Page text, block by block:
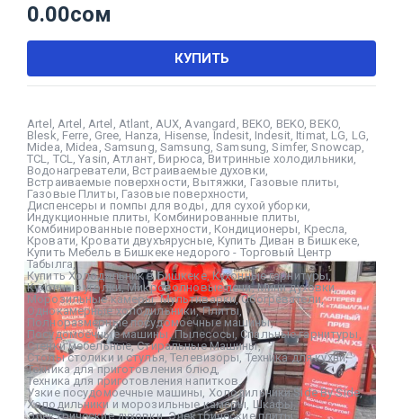
0.00сом
КУПИТЬ
Artel Artel Artel Atlant AUX Avangard BEKO BEKO BEKO,
Blesk Ferre Gree Hanza Hisense Indesit, Indesit, Itimat, LG LG
Midea Midea Samsung ,Samsung ,Samsung ,Simfer,Snowcap
TCL
TCL ,Yasin Атлант ,Бирюса ,Витринные холодильники ,
Водонагреватели Встраиваемые духовки
Встраиваемые поверхности Вытяжки Газовые плиты
Газовые Плиты Газовые поверхности
Диспенсеры и помпы для воды
для сухой уборки
Индукционные плиты Комбинированные плиты
Комбинированные поверхности Кондиционеры Кресла
Кровати, Кровати двухъярусные, Купить Диван в Бишкеке,
Купить Мебель в Бишкеке недорого - Торговый Центр
Табылга,
Купить Холодильник в Бишкеке,Кухонные гарнитуры,
Кухонные уголки,Микроволновые печи,Мини духовки,
Морозильные камеры,Мультиварки,Обогреватели,
Однокамерные холодильники,Плиты,
Полноразмерные посудомоечные машины,
Посудомоечные машины ,Пылесосы Спальные гарнитуры
Стенки мебельные,Стиральные Машины,
Столы столики и стулья ,Телевизоры,Техника для кухни,
Техника для приготовления блюд ,
Техника для приготовления напитков ,
Узкие посудомоечные машины Холодильники Side By Side,
Холодильники и морозильные камеры Шкафы,
Электрические духовки,Электрические плиты,